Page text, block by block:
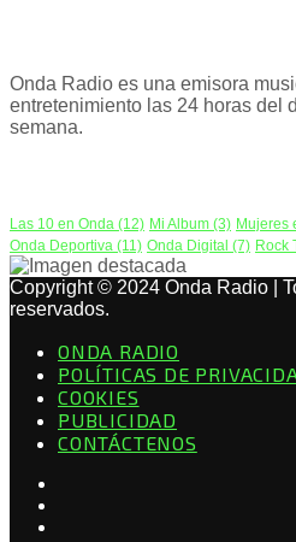
Onda Radio es una emisora
entretenimiento las 24 horas del
semana.
Las 10 en Onda (12) Mi Album (3) Mujeres
Onda Deportiva (11) Onda Digital (7) Rock
Copyright © 2024 Onda Radio |
reservados.
ONDA RADIO
POLÍTICAS DE
COOKIES
PUBLICIDAD
CONTÁCTENOS